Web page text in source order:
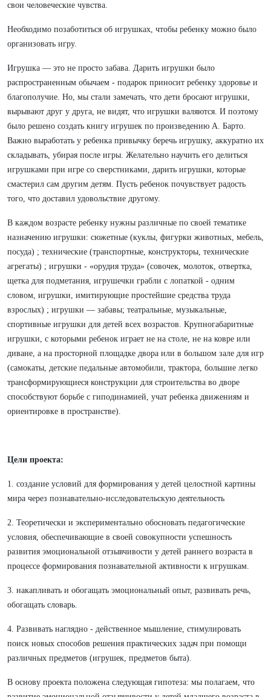
свои человеческие чувства.
Необходимо позаботиться об игрушках, чтобы ребенку можно было
организовать игру.
Игрушка — это не просто забава. Дарить игрушки было
распространенным обычаем - подарок приносит ребенку здоровье и
благополучие. Но, мы стали замечать, что дети бросают игрушки,
вырывают друг у друга, не видят, что игрушки валяются. И поэтому
было решено создать книгу игрушек по произведению А. Барто.
Важно выработать у ребенка привычку беречь игрушку, аккуратно их
складывать, убирая после игры. Желательно научить его делиться
игрушками при игре со сверстниками, дарить игрушки, которые
смастерил сам другим детям. Пусть ребенок почувствует радость
того, что доставил удовольствие другому.
В каждом возрасте ребенку нужны различные по своей тематике
назначению игрушки: сюжетные (куклы, фигурки животных, мебель,
посуда) ; технические (транспортные, конструкторы, технические
агрегаты) ; игрушки - «орудия труда» (совочек, молоток, отвертка,
щетка для подметания, игрушечки грабли с лопаткой - одним
словом, игрушки, имитирующие простейшие средства труда
взрослых) ; игрушки — забавы; театральные, музыкальные,
спортивные игрушки для детей всех возрастов. Крупногабаритные
игрушки, с которыми ребенок играет не на столе, не на ковре или
диване, а на просторной площадке двора или в большом зале для игр
(самокаты, детские педальные автомобили, трактора, большие легко
трансформирующиеся конструкции для строительства во дворе
способствуют борьбе с гиподинамией, учат ребенка движениям и
ориентировке в пространстве).
Цели проекта:
1. создание условий для формирования у детей целостной картины
мира через познавательно-исследовательскую деятельность
2. Теоретически и экспериментально обосновать педагогические
условия, обеспечивающие в своей совокупности успешность
развития эмоциональной отзывчивости у детей раннего возраста в
процессе формирования познавательной активности к игрушкам.
3. накапливать и обогащать эмоциональный опыт, развивать речь,
обогащать словарь.
4. Развивать наглядно - действенное мышление, стимулировать
поиск новых способов решения практических задач при помощи
различных предметов (игрушек, предметов быта).
В основу проекта положена следующая гипотеза: мы полагаем, что